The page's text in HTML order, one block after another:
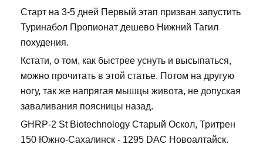
Старт на 3-5 дней Первый этап призван запустить
Туринабол Пропионат дешево Нижний Тагил
похудения.
Кстати, о том, как быстрее уснуть и высыпаться,
можно прочитать в этой статье. Потом на другую
ногу, так же напрягая мышцы живота, не допуская
заваливания поясницы назад.
GHRP-2 St Biotechnology Старый Оскол, Тритрен
150 Южно-Сахалинск - 1295 DAC Новоалтайск.